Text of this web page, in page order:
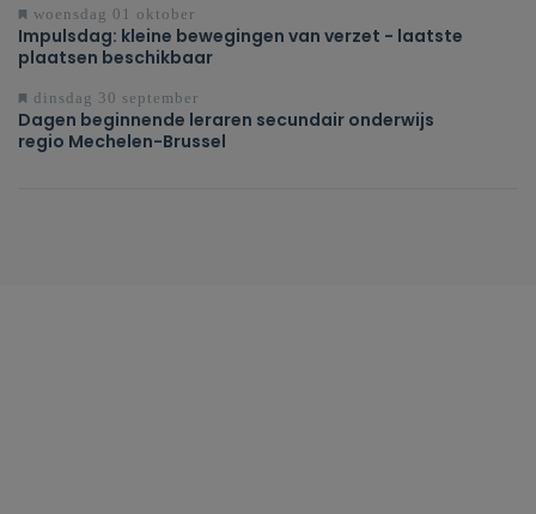
woensdag 01 oktober
Impulsdag: kleine bewegingen van verzet - laatste
plaatsen beschikbaar
dinsdag 30 september
Dagen beginnende leraren secundair onderwijs
regio Mechelen-Brussel